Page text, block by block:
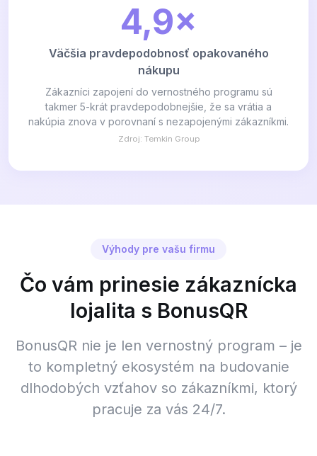
4,9×
Väčšia pravdepodobnosť opakovaného
nákupu
Zákazníci zapojení do vernostného programu sú
takmer 5-krát pravdepodobnejšie, že sa vrátia a
nakúpia znova v porovnaní s nezapojenými zákazníkmi.
Zdroj: Temkin Group
Výhody pre vašu firmu
Čo vám prinesie zákaznícka
lojalita s BonusQR
BonusQR nie je len vernostný program – je
to kompletný ekosystém na budovanie
dlhodobých vzťahov so zákazníkmi, ktorý
pracuje za vás 24/7.